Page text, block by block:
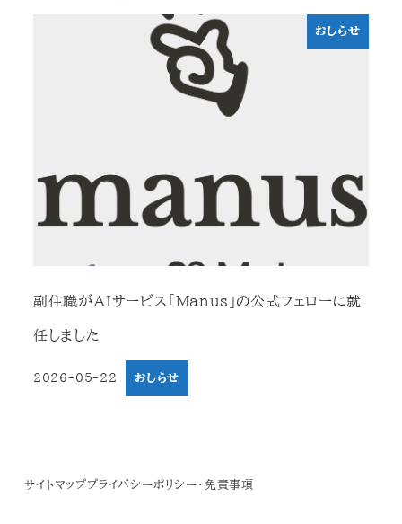
おしらせ
副住職がAIサービス「Manus」の公式フェローに就
任しました
2026-05-22 おしらせ
サイトマップ プライバシーポリシー・免責事項